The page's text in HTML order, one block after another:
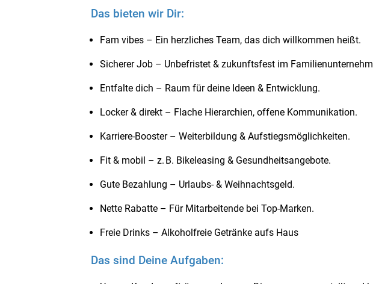
Das bieten wir Dir:
Fam vibes – Ein herzliches Team, das dich willkommen heißt.
Sicherer Job – Unbefristet & zukunftsfest im
Entfalte dich – Raum für deine Ideen & Entwicklung.
Locker & direkt – Flache Hierarchien, offene Kommunikation.
Karriere-Booster – Weiterbildung & Aufstiegsmöglichkeiten.
Fit & mobil – z. B. Bikeleasing & Gesundheitsangebote.
Gute Bezahlung – Urlaubs- & Weihnachtsgeld.
️Nette Rabatte – Für Mitarbeitende bei Top-Marken.
Freie Drinks – Alkoholfreie Getränke aufs Haus
Das sind Deine Aufgaben: